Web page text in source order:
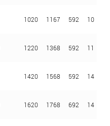
1020 1167 592 10
1220 1368 592 11
1420 1568 592 14
1620 1768 692 14